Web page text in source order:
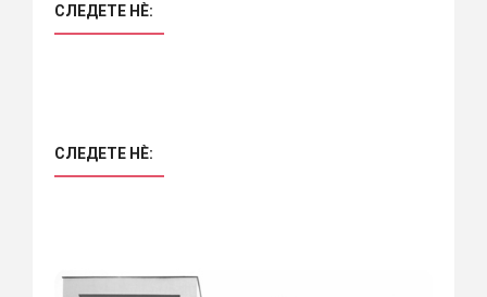
СЛЕДЕТЕ НÈ:
СЛЕДЕТЕ НÈ: